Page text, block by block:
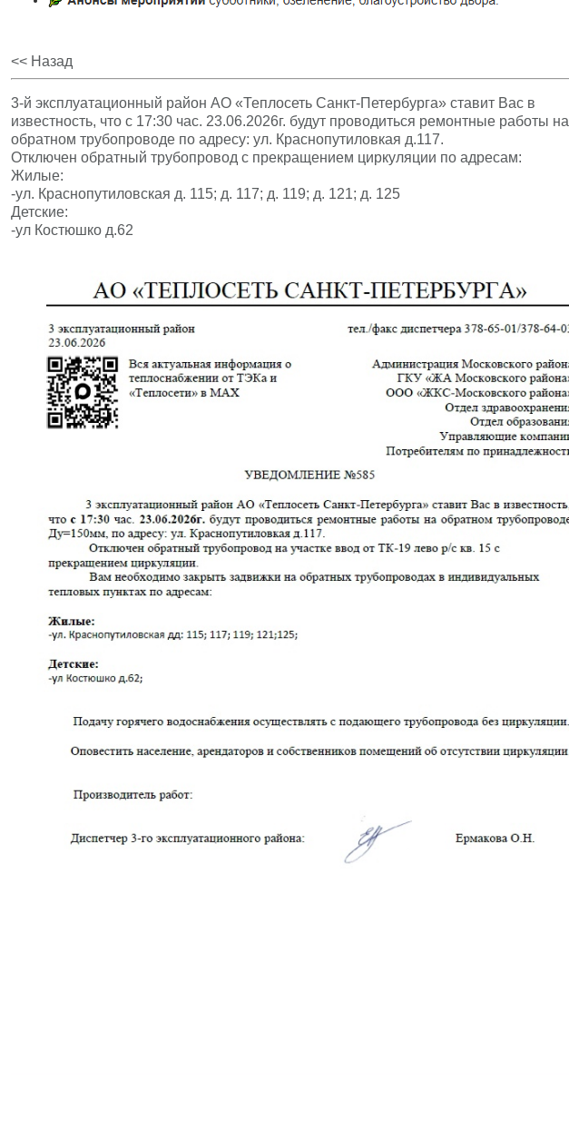
<< Назад
3-й эксплуатационный район АО «Теплосеть Санкт-Петербурга» ставит Вас в
известность, что с 17:30 час. 23.06.2026г. будут проводиться ремонтные работы на
обратном трубопроводе по адресу: ул. Краснопутиловкая д.117.
Отключен обратный трубопровод с прекращением циркуляции по адресам:
Жилые:
-ул. Краснопутиловская д. 115; д. 117; д. 119; д. 121; д. 125
Детские:
-ул Костюшко д.62